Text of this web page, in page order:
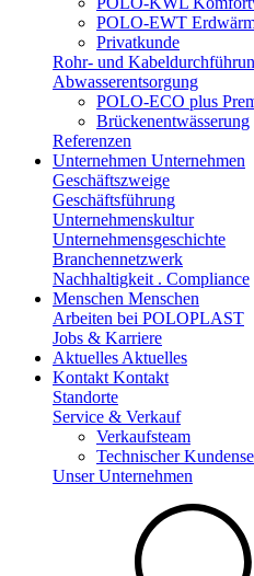
POLO-EWT
Privatkunde
Rohr- und
Abwasserentsorgung
POLO-ECO plus
Brückenentwässerung
Referenzen
Unternehmen Unternehmen
Geschäftszweige
Geschäftsführung
Unternehmenskultur
Unternehmensgeschichte
Branchennetzwerk
Nachhaltigkeit . Compliance
Menschen Menschen
Arbeiten bei POLOPLAST
Jobs & Karriere
Aktuelles Aktuelles
Kontakt Kontakt
Standorte
Service & Verkauf
Verkaufsteam
Technischer
Unser Unternehmen